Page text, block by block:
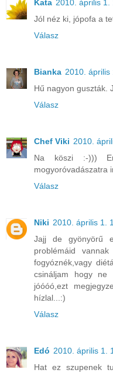
Kata 2010. április 1.
Jól néz ki, jópofa a
Válasz
Bianka 2010. április
Hű nagyon guszták.
Válasz
Chef Viki 2010.
Na köszi :-)))
mogyoróvadászatra
Válasz
Niki 2010. április 1.
Jajj de gyönyörű
problémáid
fogyóznék,vagy
csináljam hogy ne
jóóóó,ezt
hízlal...:)
Válasz
Edó 2010. április 1.
Hat ez szupenek